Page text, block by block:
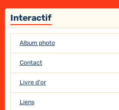
Interactif
Album photo
Contact
Livre d'or
Liens